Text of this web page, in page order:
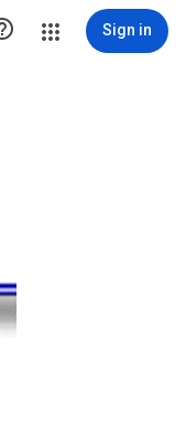
Sign in